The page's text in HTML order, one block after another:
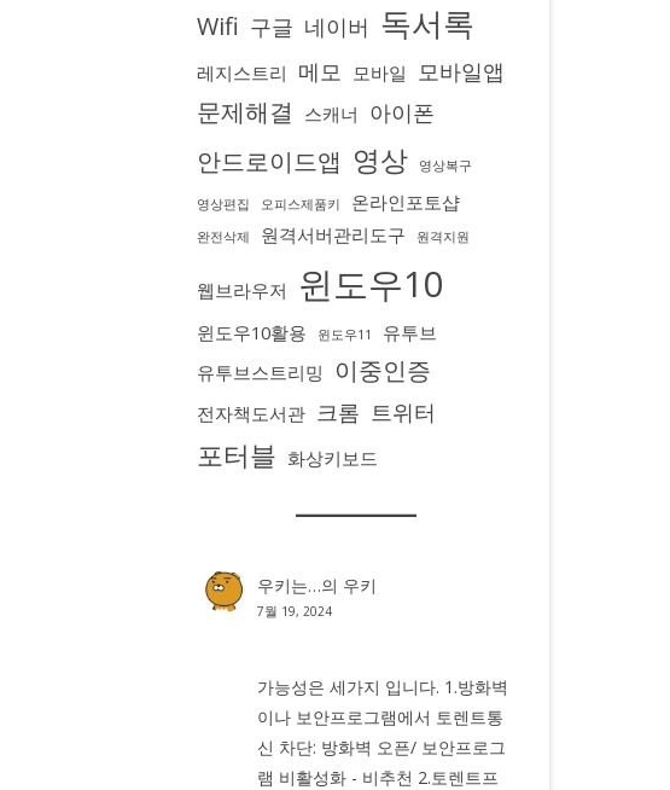
Wifi 구글 네이버 독서록
레지스트리 메모 모바일 모바일앱
문제해결 스캐너 아이폰
안드로이드앱 영상 영상복구
영상편집 오피스제품키 온라인포토샵
완전삭제 원격서버관리도구 원격지원
웹브라우저 윈도우10
윈도우10활용 윈도우11
유투브
유투브스트리밍
이중인증
전자책도서관 크롬 트위터
포터블 화상키보드
우키는…의 우키
7월 19, 2024
가능성은 세가지 입니다. 1.방화벽
이나 보안프로그램에서 토렌트통
신 차단: 방화벽 오픈/ 보안프로그
램 비활성화 - 비추천 2.토렌트프